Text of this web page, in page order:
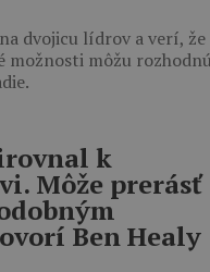
dvojicu lídrov a verí, že
možnosti môžu
k
Môže prerásť
Ben Healy